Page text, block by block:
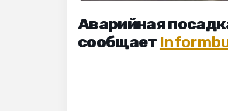
Аварийная
сообщает